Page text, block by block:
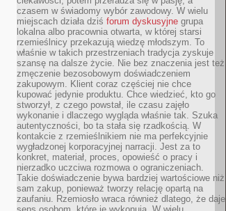
czasem w świadomy wybór zawodowy. W wielu
miejscach działa dziś forum dyskusyjne grupa
lokalna albo pracownia otwarta, w której starsi
rzemieślnicy przekazują wiedzę młodszym. To
właśnie w takich przestrzeniach tradycja zyskuje
szansę na dalsze życie. Nie bez znaczenia jest też
zmęczenie bezosobowym doświadczeniem
zakupowym. Klient coraz częściej nie chce
kupować jedynie produktu. Chce wiedzieć, kto go
stworzył, z czego powstał, ile czasu zajęło
wykonanie i dlaczego wygląda właśnie tak. Szuka
autentyczności, bo ta stała się rzadkością. W
kontakcie z rzemieślnikiem nie ma perfekcyjnie
wygładzonej korporacyjnej narracji. Jest za to
konkret, materiał, proces, opowieść o pracy i
nierzadko uczciwa rozmowa o ograniczeniach.
Takie doświadczenie bywa bardziej wartościowe niż
sam zakup, ponieważ tworzy relację opartą na
zaufaniu. Rzemiosło wraca również dlatego, że daje